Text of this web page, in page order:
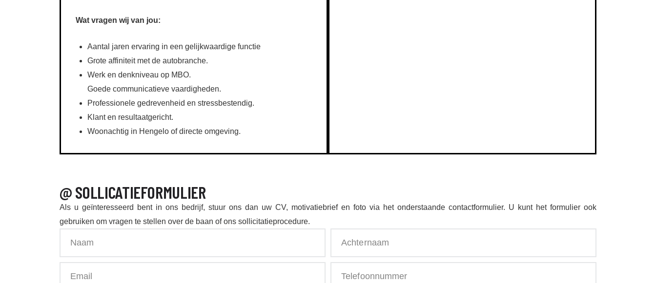
Wat vragen wij van jou:
Aantal jaren ervaring in een gelijkwaardige functie
Grote affiniteit met de autobranche.
Werk en denkniveau op MBO.
Goede communicatieve vaardigheden.
Professionele gedrevenheid en stressbestendig.
Klant en resultaatgericht.
Woonachtig in Hengelo of directe omgeving.
@ SOLLICATIEFORMULIER
Als u geïnteresseerd bent in ons bedrijf, stuur ons dan uw CV, motivatiebrief en foto via het onderstaande contactformulier. U kunt het formulier ook
gebruiken om vragen te stellen over de baan of ons sollicitatieprocedure.